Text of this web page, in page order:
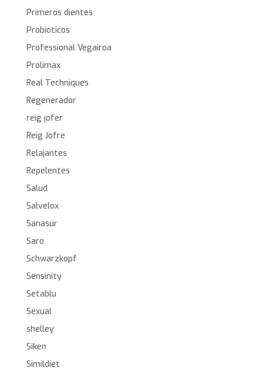
Primeros dientes
Probioticos
Professional Vegairoa
Prolimax
Real Techniques
Regenerador
reig jofer
Reig Jofre
Relajantes
Repelentes
Salud
Salvelox
Sanasur
Saro
Schwarzkopf
Sensinity
Setablu
Sexual
shelley
Siken
Simildiet